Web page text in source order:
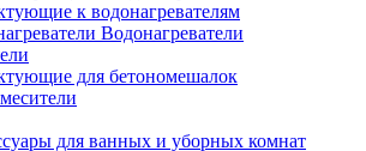
к водонагревателям
Водонагреватели
для бетономешалок